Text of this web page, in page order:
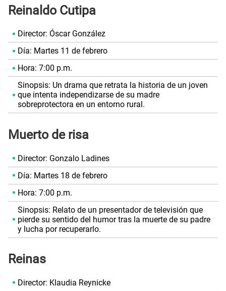
Reinaldo Cutipa
Director: Óscar González
Día: Martes 11 de febrero
Hora: 7:00 p.m.
Sinopsis: Un drama que retrata la historia de un joven
que intenta independizarse de su madre
sobreprotectora en un entorno rural.
Muerto de risa
Director: Gonzalo Ladines
Día: Martes 18 de febrero
Hora: 7:00 p.m.
Sinopsis: Relato de un presentador de televisión que
pierde su sentido del humor tras la muerte de su padre
y lucha por recuperarlo.
Reinas
Director: Klaudia Reynicke